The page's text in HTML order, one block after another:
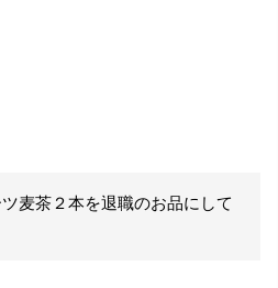
麦茶２本を退職のお品にして